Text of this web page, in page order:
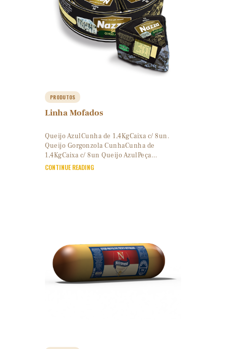
PRODUTOS
Linha Mofados
Queijo AzulCunha de 1,4KgCaixa c/ 8un.
Queijo Gorgonzola CunhaCunha de
1,4KgCaixa c/ 8un Queijo AzulPeça…
CONTINUE READING